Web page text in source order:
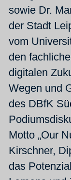
sowie Dr.
der Stadt
vom
den
digitalen
Wegen und
des DBfK
Motto „Our
Kirschner,
das